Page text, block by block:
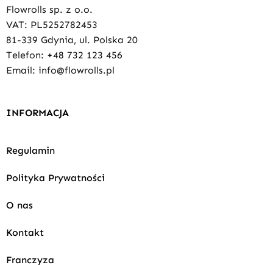
Flowrolls sp. z o.o.
VAT: PL5252782453
81-339 Gdynia, ul. Polska 20
Telefon: +48 732 123 456
Email: info@flowrolls.pl
INFORMACJA
Regulamin
Polityka Prywatności
O nas
Kontakt
Franczyza